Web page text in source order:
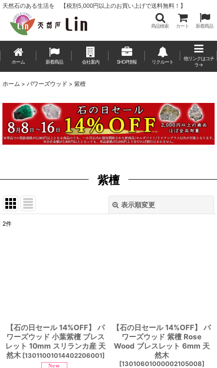
天然石のある生活を 【税別5,000円以上のお買い上げで送料無料！】
商品検索 カート 新着商品
ホーム 新着商品 会社案内 SHOP情報 リクルート
他リンクはコチ
ラ→
ホーム > パワーズウッド > 紫檀
紫檀
表示順変更
2件
【石の日セール 14%OFF】 パ
ワーズウッド 小葉紫檀 ブレス
レット 10mm スリランカ産 天
然木 [13011001014402206001]
【石の日セール 14%OFF】 パ
ワーズウッド 紫檀 Rose
Wood ブレスレット 6mm 天
然木
[13010601000002105008]